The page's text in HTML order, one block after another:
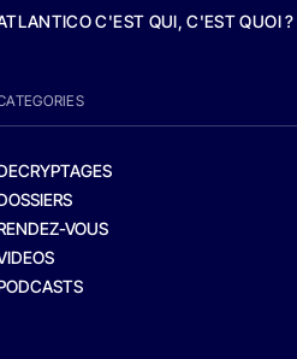
C'EST QUI, C'EST QUOI ?
VOUS